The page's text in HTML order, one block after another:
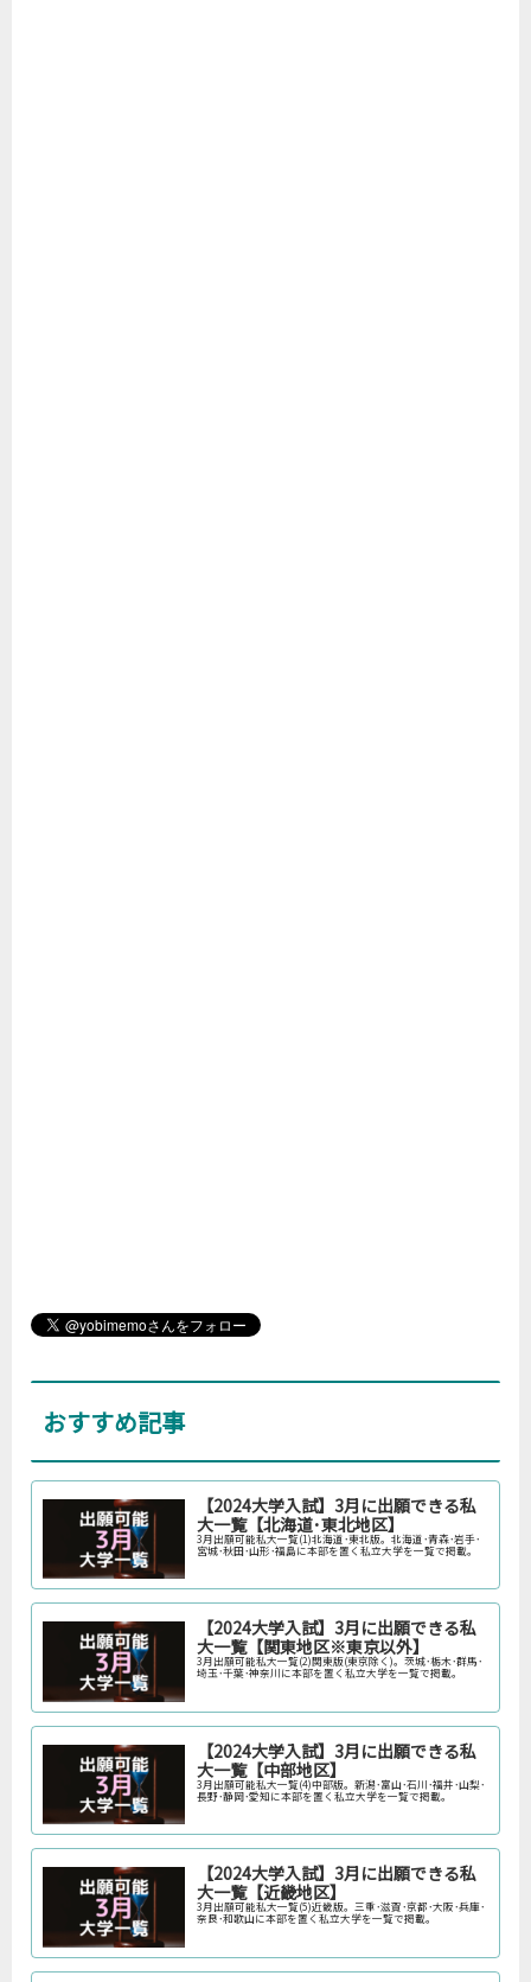
おすすめ記事
【2024大学入試】3月に出願できる私
大一覧【北海道･東北地区】
3月出願可能私大一覧(1)北海道･東北版。北海道･青森･岩手･
宮城･秋田･山形･福島に本部を置く私立大学を一覧で掲載。
【2024大学入試】3月に出願できる私
大一覧【関東地区※東京以外】
3月出願可能私大一覧(2)関東版(東京除く)。茨城･栃木･群馬･
埼玉･千葉･神奈川に本部を置く私立大学を一覧で掲載。
【2024大学入試】3月に出願できる私
大一覧【中部地区】
3月出願可能私大一覧(4)中部版。新潟･富山･石川･福井･山梨･
長野･静岡･愛知に本部を置く私立大学を一覧で掲載。
【2024大学入試】3月に出願できる私
大一覧【近畿地区】
3月出願可能私大一覧(5)近畿版。三重･滋賀･京都･大阪･兵庫･
奈良･和歌山に本部を置く私立大学を一覧で掲載。